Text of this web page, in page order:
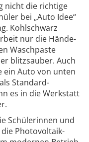
nicht die richtige
bei „Auto Idee“
Kohlschwarz
nur die Hände-
Waschpaste
blitzsauber. Auch
ein Auto von unten
Standard-
es in die Werkstatt
Schülerinnen und
Photovoltaik-